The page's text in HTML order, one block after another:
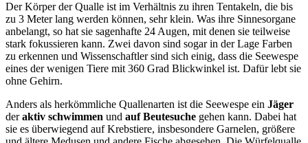
Der Körper der Qualle ist im Verhältnis zu ihren Tentakeln, die bis
zu 3 Meter lang werden können, sehr klein. Was ihre Sinnesorgane
anbelangt, so hat sie sagenhafte 24 Augen, mit denen sie teilweise
stark fokussieren kann. Zwei davon sind sogar in der Lage Farben
zu erkennen und Wissenschaftler sind sich einig, dass die Seewespe
eines der wenigen Tiere mit 360 Grad Blickwinkel ist. Dafür lebt sie
ohne Gehirn.
Anders als herkömmliche Quallenarten ist die Seewespe ein Jäger
deraktiv schwimmen und auf Beutesuche gehen kann. Dabei hat
sie es überwiegend auf Krebstiere, insbesondere Garnelen, größere